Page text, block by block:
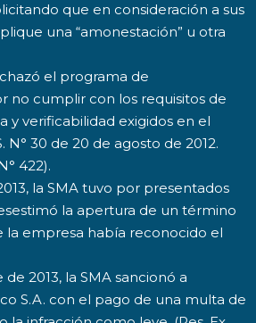
que en consideración a sus
una “amonestación” u otra
el programa de
no cumplir con los requisitos de
y verificabilidad exigidos en el
N° 30 de 20 de agosto de 2012.
422).
la SMA tuvo por presentados
la apertura de un término
la empresa había reconocido el
2013, la SMA sancionó a
S.A. con el pago de una multa de